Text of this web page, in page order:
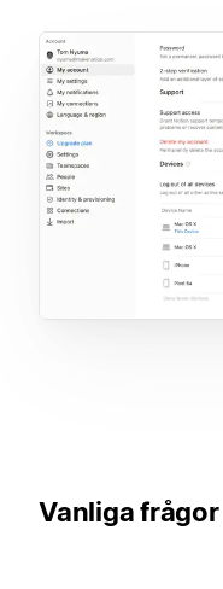
Vanliga frågor